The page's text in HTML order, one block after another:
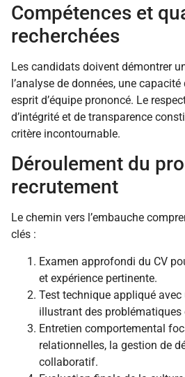
Compétences et
recherchées
Les candidats doivent démontrer
l’analyse de données, une
esprit d’équipe prononcé. Le
d’intégrité et de transparence
critère incontournable.
Déroulement du
recrutement
Le chemin vers l’embauche
clés :
Examen approfondi du CV
et expérience pertinente.
Test technique appliqué avec
illustrant des problématiques
Entretien comportemental
relationnelles, la gestion de
collaboratif.